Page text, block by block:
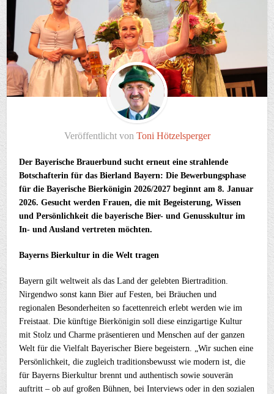
Veröffentlicht von Toni Hötzelsperger
Der Bayerische Brauerbund sucht erneut eine strahlende
Botschafterin für das Bierland Bayern: Die Bewerbungsphase
für die Bayerische Bierkönigin 2026/2027 beginnt am 8. Januar
2026. Gesucht werden Frauen, die mit Begeisterung, Wissen
und Persönlichkeit die bayerische Bier- und Genusskultur im
In- und Ausland vertreten möchten.
Bayerns Bierkultur in die Welt tragen
Bayern gilt weltweit als das Land der gelebten Biertradition.
Nirgendwo sonst kann Bier auf Festen, bei Bräuchen und
regionalen Besonderheiten so facettenreich erlebt werden wie im
Freistaat. Die künftige Bierkönigin soll diese einzigartige Kultur
mit Stolz und Charme präsentieren und Menschen auf der ganzen
Welt für die Vielfalt Bayerischer Biere begeistern. „Wir suchen eine
Persönlichkeit, die zugleich traditionsbewusst wie modern ist, die
für Bayerns Bierkultur brennt und authentisch sowie souverän
auftritt – ob auf großen Bühnen, bei Interviews oder in den sozialen